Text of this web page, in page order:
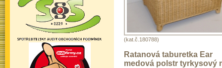
(kat.č.180788)
Ratanová taburetka Ear
medová polstr tyrkysový